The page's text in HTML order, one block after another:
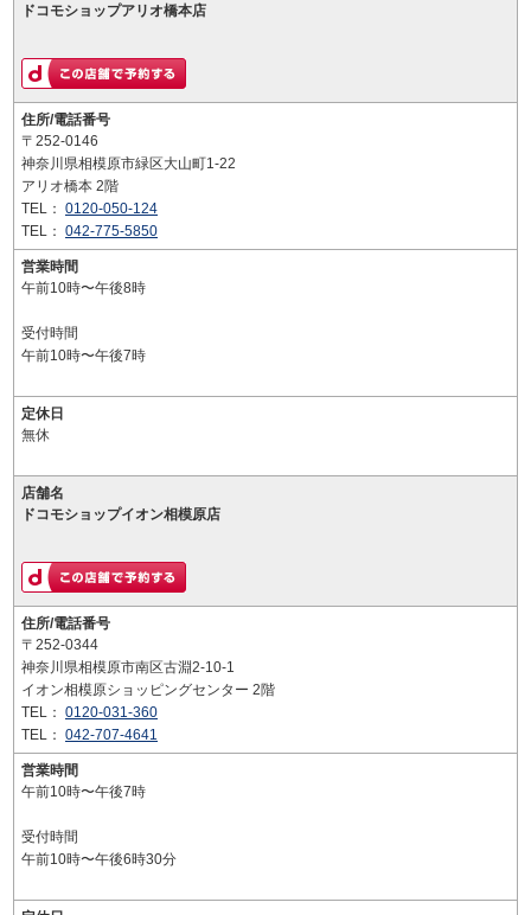
ドコモショップアリオ橋本店
住所/電話番号
〒252-0146
神奈川県相模原市緑区大山町1-22
アリオ橋本 2階
TEL： 0120-050-124
TEL： 042-775-5850
営業時間
午前10時〜午後8時
受付時間
午前10時〜午後7時
定休日
無休
店舗名
ドコモショップイオン相模原店
住所/電話番号
〒252-0344
神奈川県相模原市南区古淵2-10-1
イオン相模原ショッピングセンター 2階
TEL： 0120-031-360
TEL： 042-707-4641
営業時間
午前10時〜午後7時
受付時間
午前10時〜午後6時30分